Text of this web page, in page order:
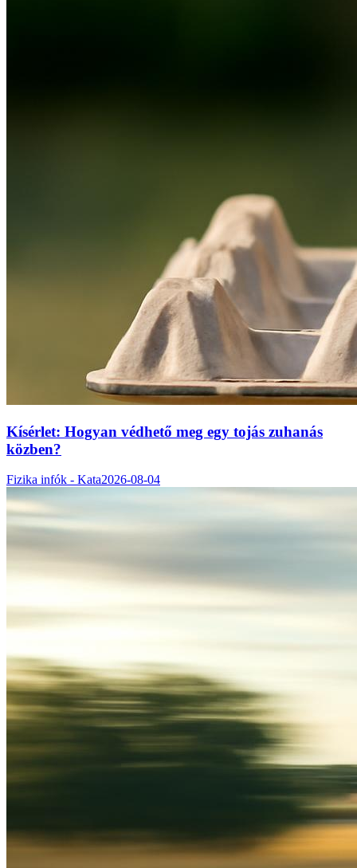
Kísérlet: Hogyan védhető meg egy tojás zuhanás
közben?
Fizika infók - Kata2026-08-04